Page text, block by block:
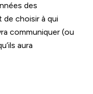
des
communiquer (ou
aura